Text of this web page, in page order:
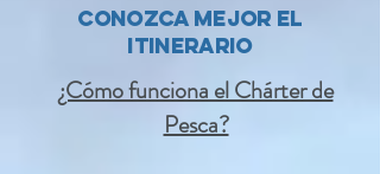
CONOZCA MEJOR EL
itinerario
¿Cómo funciona el Chárter de
Pesca?